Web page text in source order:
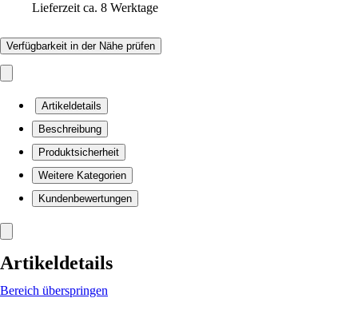
Lieferzeit ca. 8 Werktage
Verfügbarkeit in der Nähe prüfen
Artikeldetails
Beschreibung
Produktsicherheit
Weitere Kategorien
Kundenbewertungen
Artikeldetails
Bereich überspringen